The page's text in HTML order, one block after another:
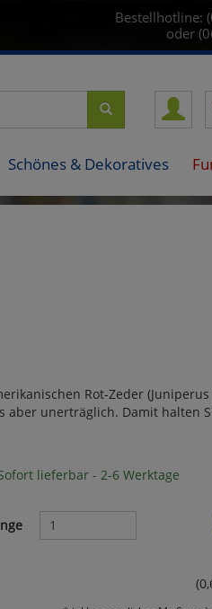
Bestellhotline:
oder
Schönes & Dekoratives
Rot-Zeder
aber unerträglich. Damit halten
lieferbar - 2-6 Werktage